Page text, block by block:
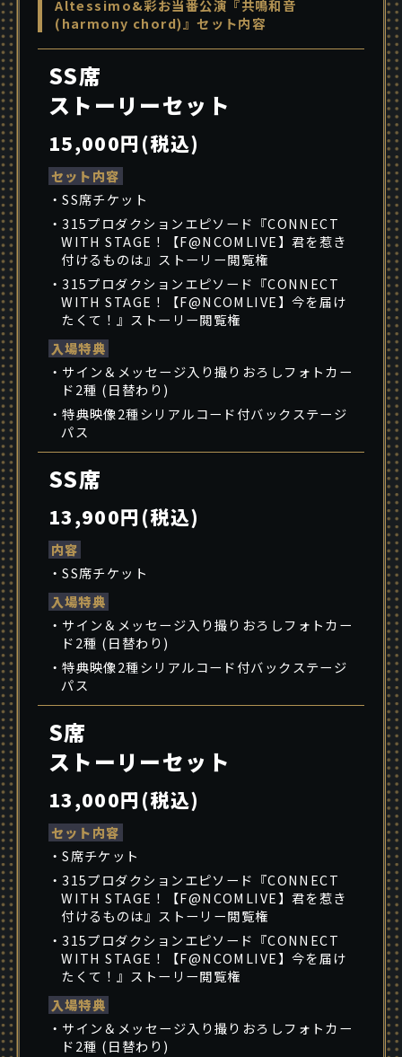
Altessimo&彩お当番公演『共鳴和音
(harmony chord)』セット内容
SS席
ストーリーセット
15,000円(税込)
セット内容
・SS席チケット
・315プロダクションエピソード『CONNECT
WITH STAGE！【F@NCOMLIVE】君を惹き
付けるものは』ストーリー閲覧権
・315プロダクションエピソード『CONNECT
WITH STAGE！【F@NCOMLIVE】今を届け
たくて！』ストーリー閲覧権
入場特典
・サイン＆メッセージ入り撮りおろしフォトカー
ド2種 (日替わり)
・特典映像2種シリアルコード付バックステージ
パス
SS席
13,900円(税込)
内容
・SS席チケット
入場特典
・サイン＆メッセージ入り撮りおろしフォトカー
ド2種 (日替わり)
・特典映像2種シリアルコード付バックステージ
パス
S席
ストーリーセット
13,000円(税込)
セット内容
・S席チケット
・315プロダクションエピソード『CONNECT
WITH STAGE！【F@NCOMLIVE】君を惹き
付けるものは』ストーリー閲覧権
・315プロダクションエピソード『CONNECT
WITH STAGE！【F@NCOMLIVE】今を届け
たくて！』ストーリー閲覧権
入場特典
・サイン＆メッセージ入り撮りおろしフォトカー
ド2種 (日替わり)